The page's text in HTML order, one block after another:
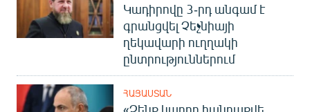
Կադիրովը 3-րդ անգամ է
գրանցվել Չեչնիայի
ղեկավարի ուղղակի
ընտրություններում
ՀԱՅԱՍՏԱՆ
«Չենք կարող հանրաքվե